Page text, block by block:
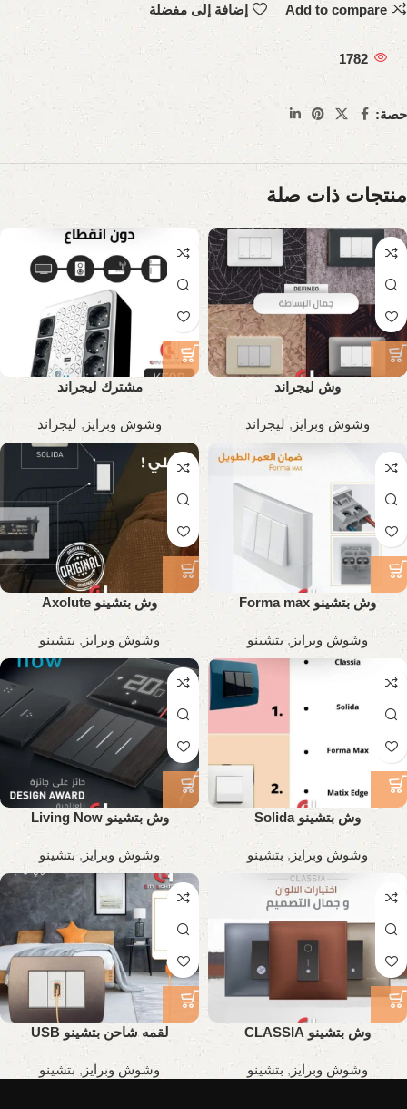
Add to compare إضافة إلى مفضلة
1782
حصة:
منتجات ذات صلة
وش ليجراند
وشوش وبرايز , ليجراند
مشترك ليجراند
وشوش وبرايز , ليجراند
وش بتشينو Forma max
وشوش وبرايز , بتشينو
وش بتشينو Axolute
وشوش وبرايز , بتشينو
وش بتشينو Solida
وشوش وبرايز , بتشينو
وش بتشينو Living Now
وشوش وبرايز ,بتشينو
وش بتشينو CLASSIA
وشوش وبرايز , بتشينو
لقمه شاحن بتشينو USB
CHARGER
وشوش وبرايز , بتشينو